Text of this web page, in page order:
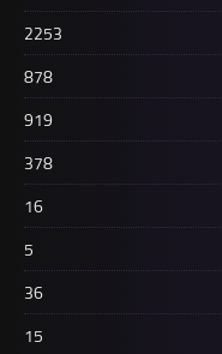
2253
878
919
378
16
5
36
15